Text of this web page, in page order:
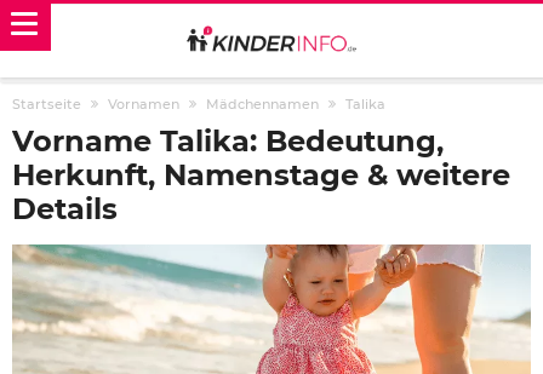
Startseite Vornamen Mädchennamen Talika
Vorname Talika: Bedeutung,
Herkunft, Namenstage & weitere
Details